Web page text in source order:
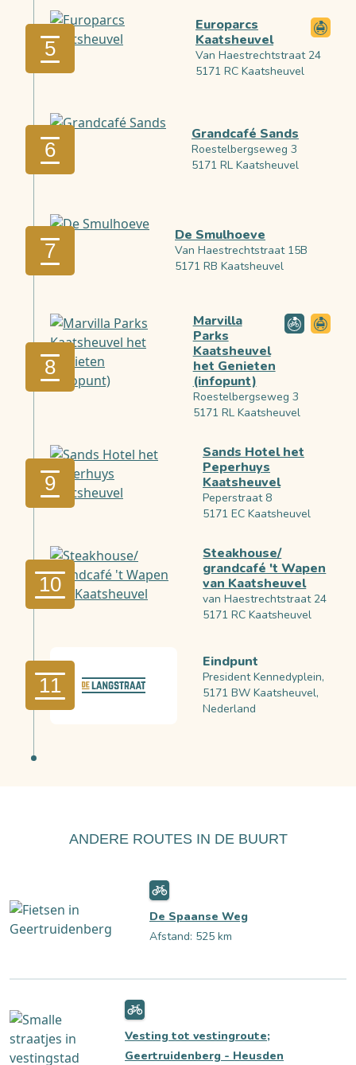
5
Europarcs
Kaatsheuvel
Van Haestrechtstraat 24
5171 RC Kaatsheuvel
6
Grandcafé Sands
Roestelbergseweg 3
5171 RL Kaatsheuvel
7
De Smulhoeve
Van Haestrechtstraat 15B
5171 RB Kaatsheuvel
8
Marvilla
Parks
Kaatsheuvel
het Genieten
(infopunt)
Roestelbergseweg 3
5171 RL Kaatsheuvel
9
Sands Hotel het
Peperhuys
Kaatsheuvel
Peperstraat 8
5171 EC Kaatsheuvel
10
Steakhouse/
grandcafé 't Wapen
van Kaatsheuvel
van Haestrechtstraat 24
5171 RC Kaatsheuvel
11
Eindpunt
President Kennedyplein,
5171 BW Kaatsheuvel,
Nederland
ANDERE ROUTES IN DE BUURT
De Spaanse Weg
Afstand: 525 km
Vesting tot vestingroute;
Geertruidenberg - Heusden